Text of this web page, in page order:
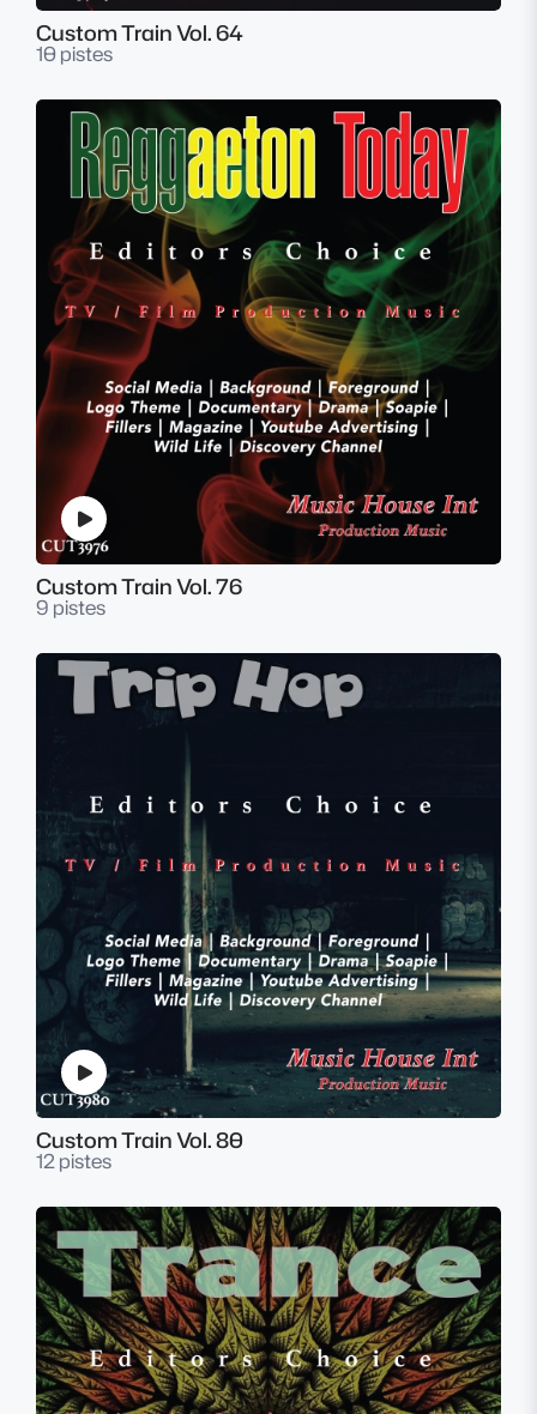
Custom Train Vol. 64
10 pistes
Custom Train Vol. 76
9 pistes
Custom Train Vol. 80
12 pistes